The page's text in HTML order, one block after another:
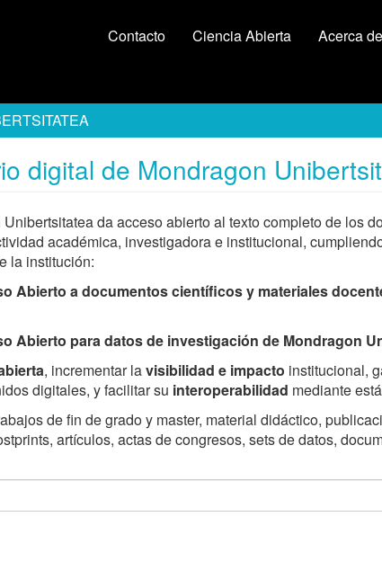
Contacto Ciencia Abierta Acerca
digital de Mondragon
da acceso abierto al texto completo de los
académica, investigadora e institucional,
la institución:
Abierto a documentos científicos y materiales
Abierto para datos de investigación de Mondragon
, incrementar lavisibilidad e impacto institucional,
digitales, y facilitar su interoperabilidad mediante
de fin de grado y master, material didáctico,
artículos, actas de congresos, sets de datos,